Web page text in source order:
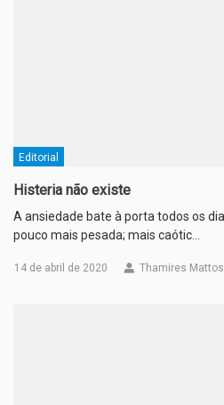
Editorial
Histeria não existe
A ansiedade bate à porta todos os
pouco mais pesada; mais caótic…
14 de abril de 2020 Thamires Mattos